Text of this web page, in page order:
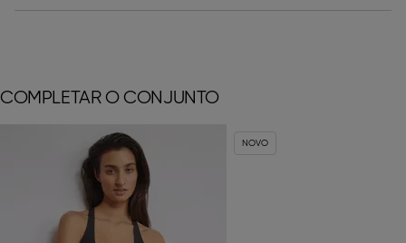
COMPLETAR O CONJUNTO
NOVO